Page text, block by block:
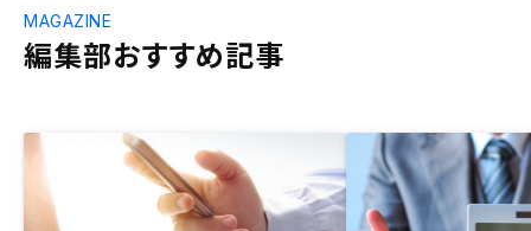
編集部おすすめ記事
MAGAZINE